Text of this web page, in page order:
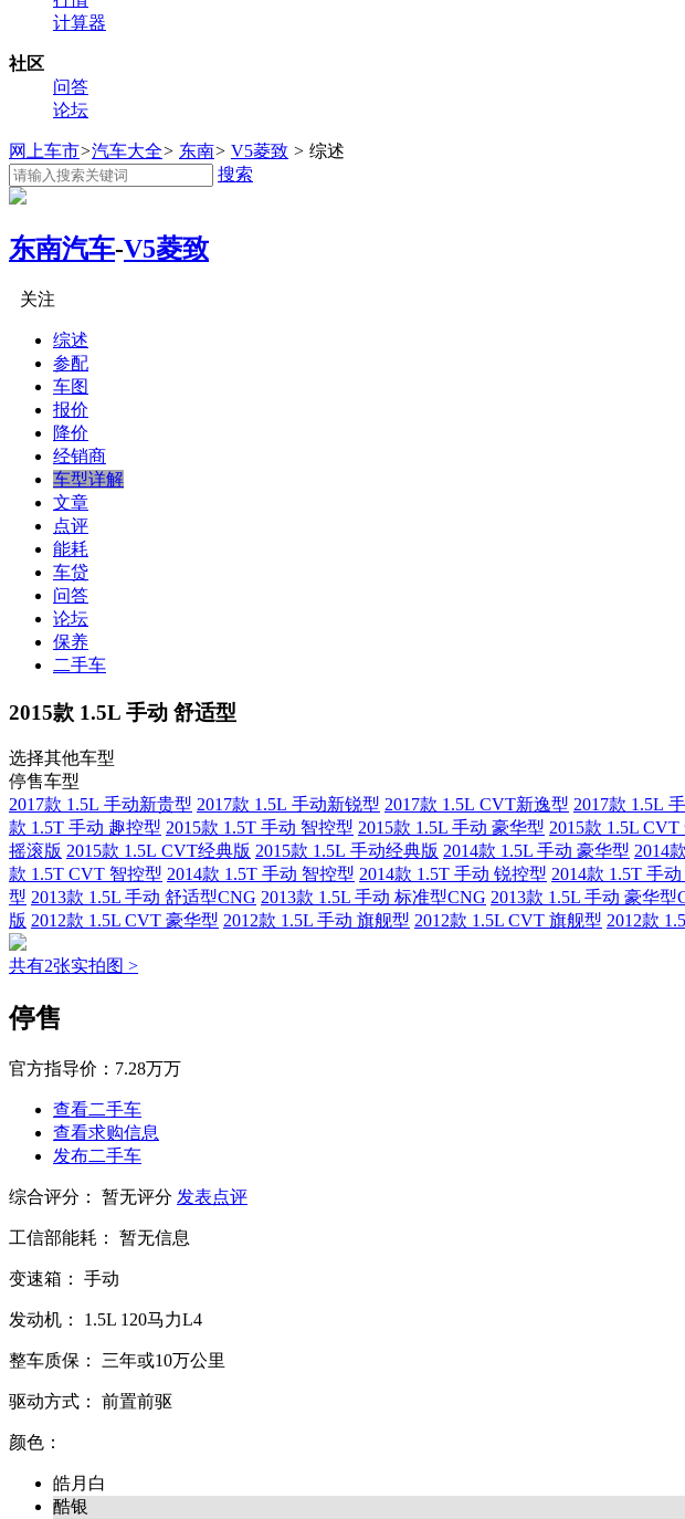
计算器
社区
问答
论坛
网上车市>汽车大全> 东南> V5菱致 > 综述
搜索
东南汽车-V5菱致
关注
综述
参配
车图
报价
降价
经销商
车型详解
文章
点评
能耗
车贷
问答
论坛
保养
二手车
2015款 1.5L 手动 舒适型
选择其他车型
停售车型
2017款 1.5L 手动新贵型 2017款 1.5L 手动新锐型 2017款 1.5L CVT新逸型 2017款 1.5L
款 1.5T 手动 趣控型 2015款 1.5T 手动 智控型 2015款 1.5L 手动 豪华型 2015款 1.5L CVT
摇滚版 2015款 1.5L CVT经典版 2015款 1.5L 手动经典版 2014款 1.5L 手动 豪华型 2014
款 1.5T CVT 智控型 2014款 1.5T 手动 智控型 2014款 1.5T 手动 锐控型 2014款 1.5T 手
型 2013款 1.5L 手动 舒适型CNG 2013款 1.5L 手动 标准型CNG 2013款 1.5L 手动 豪华型
版 2012款 1.5L CVT 豪华型 2012款 1.5L 手动 旗舰型 2012款 1.5L CVT 旗舰型 2012款
共有2张实拍图 >
停售
官方指导价： 7.28万万
查看二手车
查看求购信息
发布二手车
综合评分： 暂无评分 发表点评
工信部能耗： 暂无信息
变速箱： 手动
发动机： 1.5L 120马力L4
整车质保： 三年或10万公里
驱动方式： 前置前驱
颜色：
皓月白
酷银